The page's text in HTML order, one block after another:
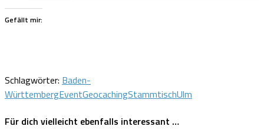
Gefällt mir:
Schlagwörter: Baden-
WürttembergEventGeocachingStammtischUlm
Für dich vielleicht ebenfalls interessant …